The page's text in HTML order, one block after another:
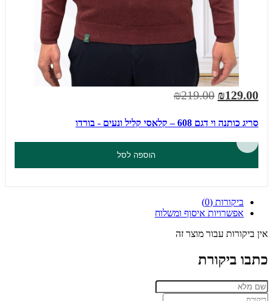
₪129.00
₪219.00
סריג כותנה וי דגם 608 – קלאסי קליל ונעים - בורדו
הוספה לסל
ביקורות (0)
אפשרויות איסוף ומשלוח
אין ביקורות עבור מוצר זה
כתבו ביקורת